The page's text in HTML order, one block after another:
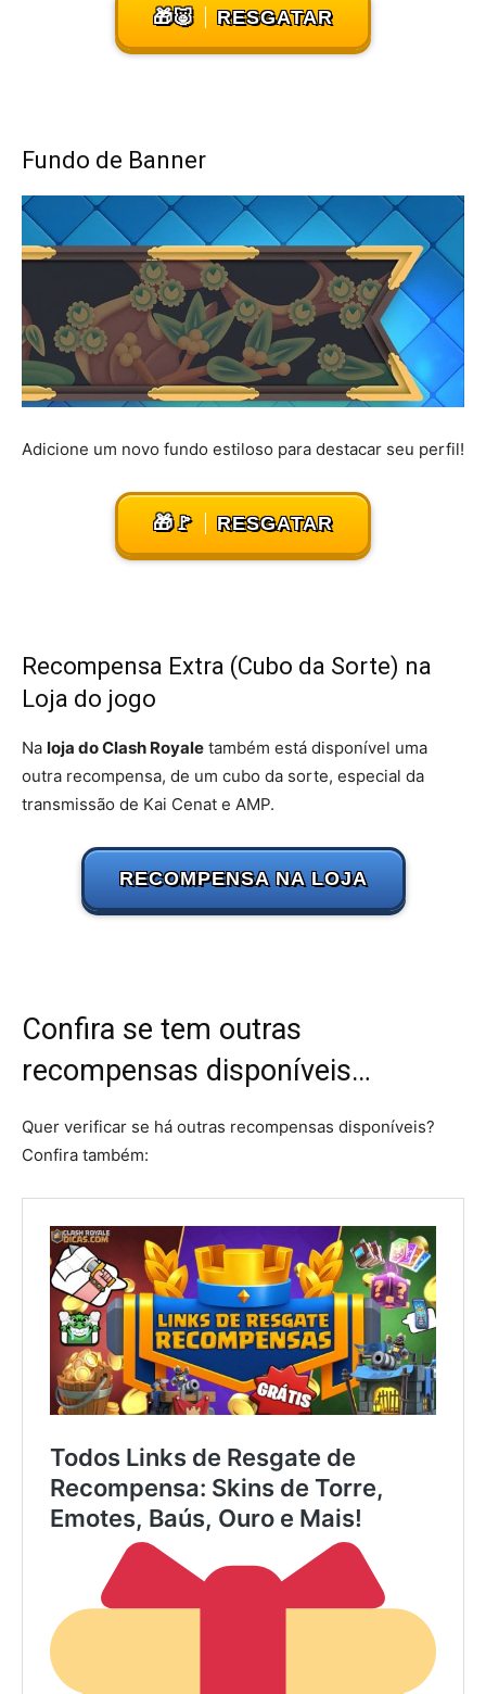
🎁🐷 RESGATAR
Fundo de Banner
Adicione um novo fundo estiloso para destacar seu perfil!
🎁🚩 RESGATAR
Recompensa Extra (Cubo da Sorte) na
Loja do jogo
Na loja do Clash Royale também está disponível uma
outra recompensa, de um cubo da sorte, especial da
transmissão de Kai Cenat e AMP.
RECOMPENSA NA LOJA
Confira se tem outras
recompensas disponíveis…
Quer verificar se há outras recompensas disponíveis?
Confira também: